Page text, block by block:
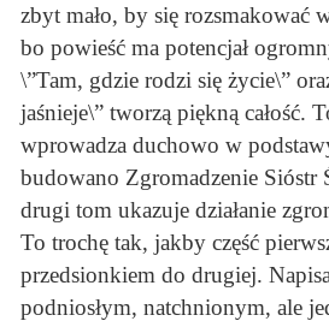
zbyt mało, by się rozsmakować
bo powieść ma potencjał
\”Tam, gdzie rodzi się życie\”
jaśnieje\” tworzą piękną całość.
wprowadza duchowo w
budowano Zgromadzenie Sióstr
drugi tom ukazuje działanie
To trochę tak, jakby część
przedsionkiem do drugiej.
podniosłym, natchnionym, ale